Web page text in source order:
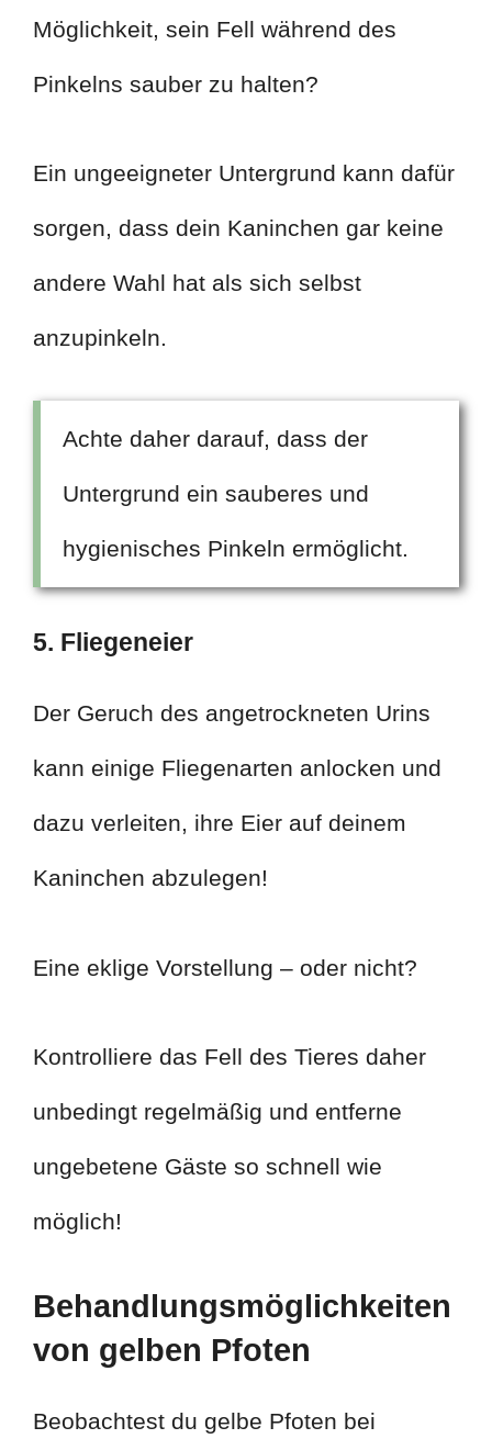
Möglichkeit, sein Fell während des
Pinkelns sauber zu halten?
Ein ungeeigneter Untergrund kann dafür
sorgen, dass dein Kaninchen gar keine
andere Wahl hat als sich selbst
anzupinkeln.
Achte daher darauf, dass der
Untergrund ein sauberes und
hygienisches Pinkeln ermöglicht.
5. Fliegeneier
Der Geruch des angetrockneten Urins
kann einige Fliegenarten anlocken und
dazu verleiten, ihre Eier auf deinem
Kaninchen abzulegen!
Eine eklige Vorstellung – oder nicht?
Kontrolliere das Fell des Tieres daher
unbedingt regelmäßig und entferne
ungebetene Gäste so schnell wie
möglich!
Behandlungsmöglichkeiten
von gelben Pfoten
Beobachtest du gelbe Pfoten bei